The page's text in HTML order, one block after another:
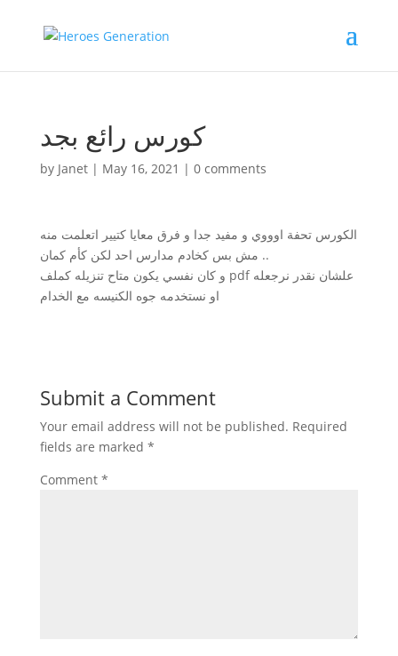
كورس رائع بجد
by Janet| May 16, 2021 | 0 comments
الكورس تحفة اوووي و مفيد جدا و فرق معايا كتيير اتعلمت منه
مش بس كخادم مدارس احد لكن كأم كمان ..
و كان نفسي يكون متاح تنزيله كملف pdf علشان نقدر نرجعله
او نستخدمه جوه الكنيسه مع الخدام
Submit a Comment
Your email address will not be published. Required
fields are marked *
Comment *